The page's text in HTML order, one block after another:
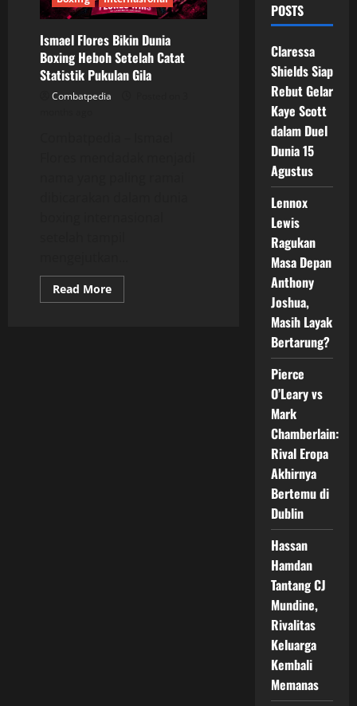
Ismael Flores Bikin Dunia
Boxing Heboh Setelah Catat
Statistik Pukulan Gila
Combatpedia
Read MoreRead
more
POSTS
Claressa
Shields Siap
Rebut Gelar
Kaye Scott
dalam Duel
Dunia 15
Agustus
Lennox
Lewis
Ragukan
Masa Depan
Anthony
Joshua,
Masih Layak
Bertarung?
Pierce
O’Leary vs
Mark
Chamberlain:
Rival Eropa
Akhirnya
Bertemu di
Dublin
Hassan
Hamdan
Tantang CJ
Mundine,
Rivalitas
Keluarga
Kembali
Memanas